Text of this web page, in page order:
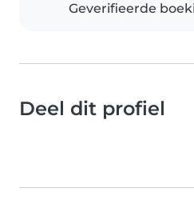
Geverifieerde
Deel dit profiel